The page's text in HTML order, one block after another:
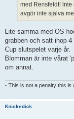
med Rensfeldt! Inte
avgör inte själva
Lite samma med OS-
grabben och satt ihop
Cup slutspelet varje år.
Blomman är inte vårat
om annat.
- This is not a penalty this is
Knickedick